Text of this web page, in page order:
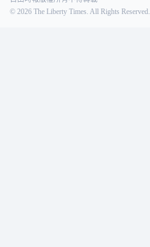
© 2026 The Liberty Times. All Rights Reserved.